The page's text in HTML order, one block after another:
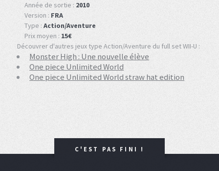
Année de sortie : 2010
Version : FRA
Type : Action/Aventure
Prix moyen : 15€
Découvrer d'autres jeux type Action/Aventure du full set WII-U :
Monster High : Une nouvelle élève
One piece Unlimited World
One piece Unlimited World straw hat edition
C'EST PAS FINI !